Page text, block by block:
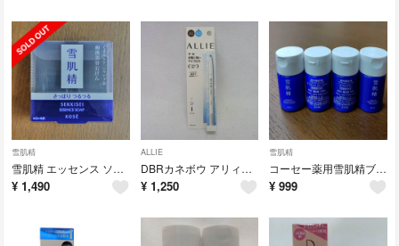
雪肌精
雪肌精 エッセンス ソープ(120g)
¥ 1,490
ALLIE
DBRカネボウ アリィー ウォータープルーフアイブロウ DBR(ダークブラウン)
¥ 1,250
雪肌精
コーセー薬用雪肌精ブライトニングエッセンスローション&エマルジョン ミニ 2組
¥ 999